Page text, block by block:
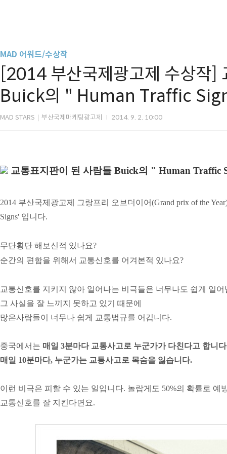
MAD 어워드/수상작
[2014 부산국제광고제 수상작]
Buick의 " Human Traffic
MAD STARS｜부산국제마케팅광고제 2014. 9. 2. 10:00
교통표지판이 된 사람들 Buick의 " Human Traffic
2014 부산국제광고제 그랑프리 오브더이어(Grand prix of the
Signs' 입니다.
무단횡단 해보신적 있나요?
순간의 편함을 위해서 교통신호를 어겨본적 있나요?
교통신호를 지키지 않아 일어나는 비극들은 너무나도 쉽게 일어
그 사실을 잘 느끼지 못하고 있기 때문에
많은사람들이
너무나 쉽게 교통법규를 어깁니다.
중국에서는 매일 3분마다 교통사고로 누군가가 다친다고 합니 다
매일 10분마다, 누군가는 교통사고로 목숨을 잃습니다.
이런 비극은 피할 수 있는 일입니다. 놀랍게도 50%의 확률로 예
교통신호를 잘 지킨다면요.